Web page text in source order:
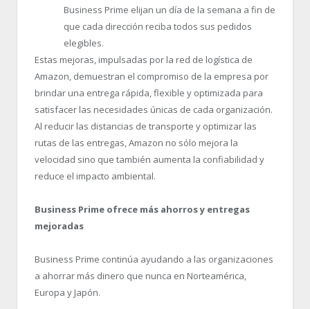
Business Prime elijan un día de la semana a fin de
que cada dirección reciba todos sus pedidos
elegibles.
Estas mejoras, impulsadas por la red de logística de
Amazon, demuestran el compromiso de la empresa por
brindar una entrega rápida, flexible y optimizada para
satisfacer las necesidades únicas de cada organización.
Al reducir las distancias de transporte y optimizar las
rutas de las entregas, Amazon no sólo mejora la
velocidad sino que también aumenta la confiabilidad y
reduce el impacto ambiental.
Business Prime ofrece más ahorros y entregas
mejoradas
Business Prime continúa ayudando a las organizaciones
a ahorrar más dinero que nunca en Norteamérica,
Europa y Japón.